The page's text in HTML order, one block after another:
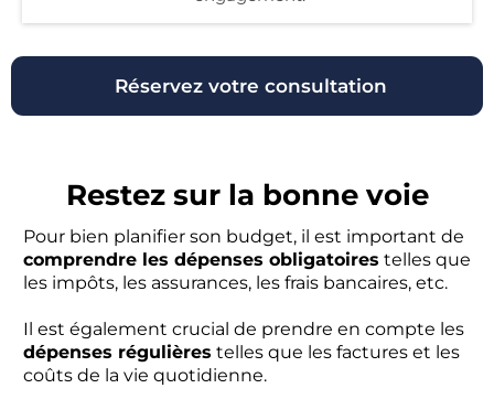
Réservez votre consultation
Restez sur la bonne voie
Pour bien planifier son budget, il est important de
comprendre les dépenses obligatoires telles que
les impôts, les assurances, les frais bancaires, etc.
Il est également crucial de prendre en compte les
dépenses régulières telles que les factures et les
coûts de la vie quotidienne.